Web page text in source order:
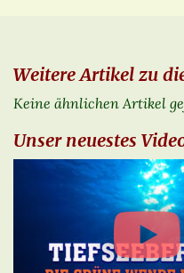
Weitere Artikel zu
Keine ähnlichen Artikel
Unser neuestes